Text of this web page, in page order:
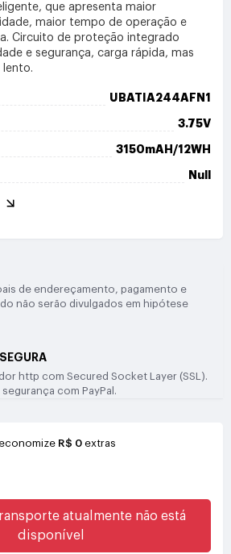
que apresenta maior
maior tempo de operação e
Circuito de proteção integrado
e segurança, carga rápida, mas
lento.
UBATIA244AFN1
3.75V
3150mAH/12WH
Null
de endereçamento, pagamento e
não serão divulgados em hipótese
http com Secured Socket Layer (SSL).
com PayPal.
R$ 0 extras
atualmente não está
disponível